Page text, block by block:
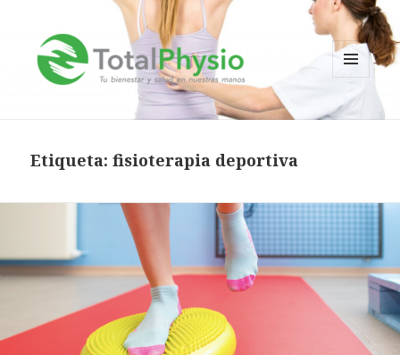
TotalPhysio
Y
WIDGETS
Etiqueta:fisioterapia deportiva